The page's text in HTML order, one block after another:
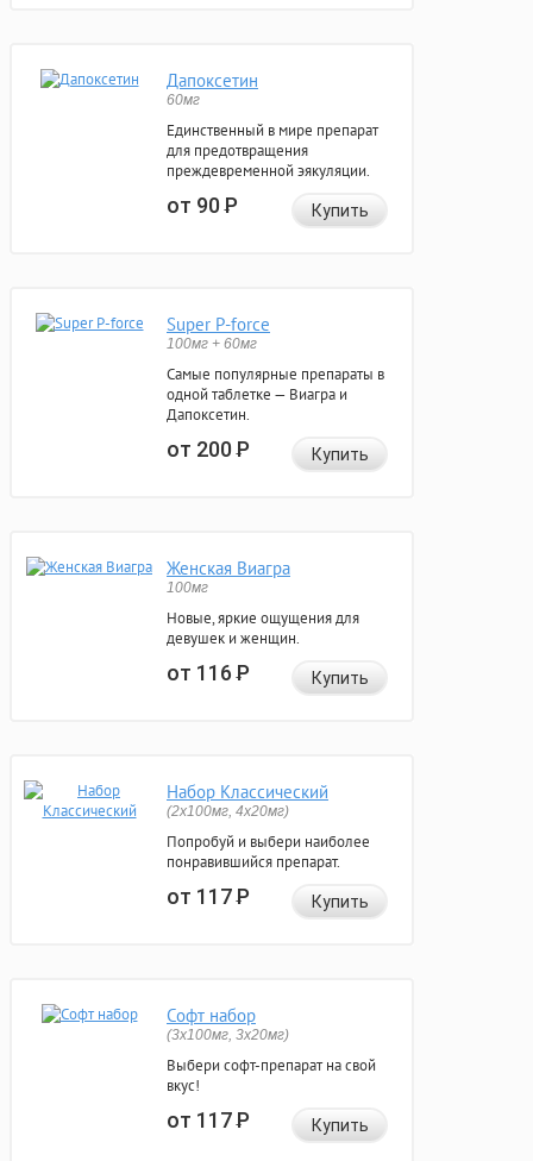
Дапоксетин
60мг
Единственный в мире препарат
для предотвращения
преждевременной эякуляции.
от 90Р Купить
Super P-force
100мг + 60мг
Самые популярные препараты в
одной таблетке — Виагра и
Дапоксетин.
от 200Р Купить
Женская Виагра
100мг
Новые, яркие ощущения для
девушек и женщин.
от 116Р Купить
Набор Классический
(2x100мг, 4x20мг)
Попробуй и выбери наиболее
понравившийся препарат.
от 117Р Купить
Софт набор
(3x100мг, 3x20мг)
Выбери софт-препарат на свой
вкус!
от 117Р Купить